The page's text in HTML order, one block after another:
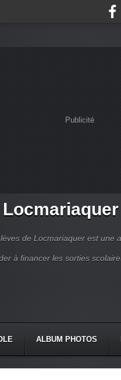
Publicité
de Locmariaquer est une
à financer les sorties
ALBUM PHOTOS